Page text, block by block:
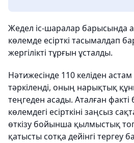
Жедел іс-шаралар барысында
көлемде есірткі тасымалдап
жергілікті тұрғын ұсталды.
Нәтижесінде 110 келіден
тәркіленді, оның нарықтық
теңгеден асады. Аталған факті
көлемдегі есірткіні заңсыз
өткізу бойынша қылмыстық
қатысты сотқа дейінгі тергеу